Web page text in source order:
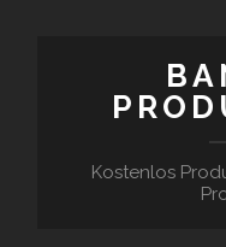
Kostenlos